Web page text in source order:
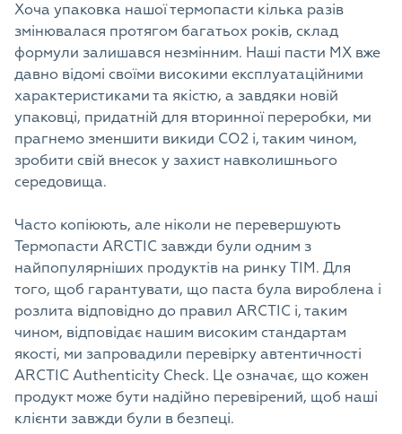
Хоча упаковка нашої термопасти кілька разів
змінювалася протягом багатьох років, склад
формули залишався незмінним. Наші пасти MX вже
давно відомі своїми високими експлуатаційними
характеристиками та якістю, а завдяки новій
упаковці, придатній для вторинної переробки, ми
прагнемо зменшити викиди CO2 і, таким чином,
зробити свій внесок у захист навколишнього
середовища.
Часто копіюють, але ніколи не перевершують
Термопасти ARCTIC завжди були одним з
найпопулярніших продуктів на ринку TIM. Для
того, щоб гарантувати, що паста була вироблена і
розлита відповідно до правил ARCTIC і, таким
чином, відповідає нашим високим стандартам
якості, ми запровадили перевірку автентичності
ARCTIC Authenticity Check. Це означає, що кожен
продукт може бути надійно перевірений, щоб наші
клієнти завжди були в безпеці.